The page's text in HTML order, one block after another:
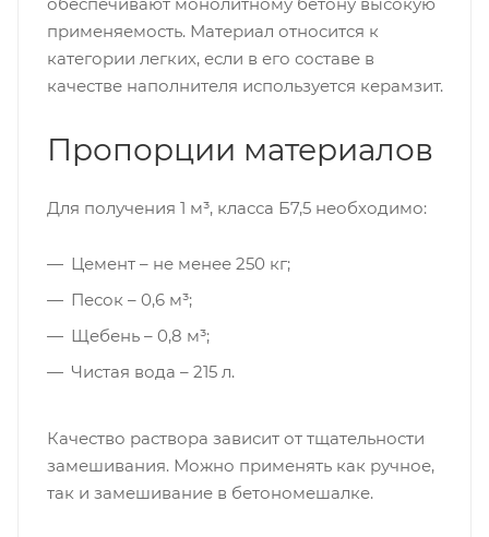
применяемость. Материал относится к
категории легких, если в его составе в
качестве наполнителя используется керамзит.
Пропорции материалов
Для получения 1 м³, класса Б7,5 необходимо:
Цемент – не менее 250 кг;
Песок – 0,6 м³;
Щебень – 0,8 м³;
Чистая вода – 215 л.
Качество раствора зависит от тщательности
замешивания. Можно применять как ручное,
так и замешивание в бетономешалке.